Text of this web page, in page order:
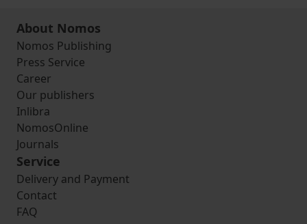
About Nomos
Nomos Publishing
Press Service
Career
Our publishers
Inlibra
NomosOnline
Journals
Service
Delivery and Payment
Contact
FAQ